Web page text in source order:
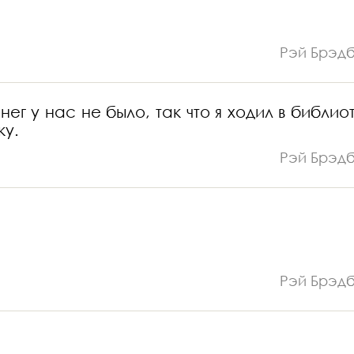
Рэй
у нас не было, так что я ходил в
Рэй
Рэй